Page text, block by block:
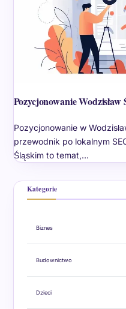
Pozycjonowanie Wodzisław
Pozycjonowanie w
przewodnik po lokalnym
Śląskim to temat,…
Kategorie
Biznes
Budownictwo
Dzieci